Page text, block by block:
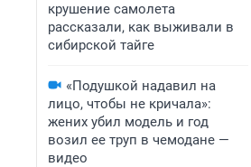
крушение самолета
рассказали, как выживали в
сибирской тайге
«Подушкой надавил на
лицо, чтобы не кричала»:
жених убил модель и год
возил ее труп в чемодане —
видео